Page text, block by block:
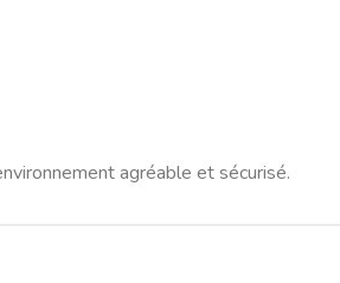
agréable et sécurisé.